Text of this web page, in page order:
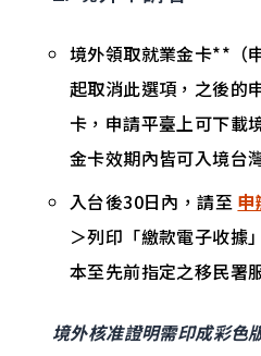
境外領取就業金卡**（
起取消此選項，之後的
卡，申請平臺上可下載
金卡效期內皆可入境台
入台後30日內，請至 申
＞列印「繳款電子收據
本至先前指定之移民署
境外核准證明需印成彩色